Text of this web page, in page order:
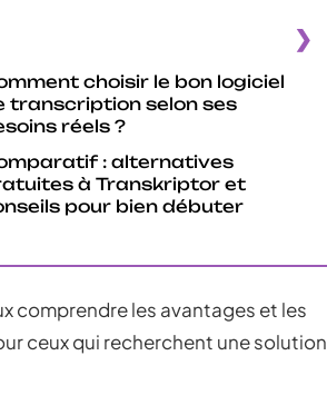
choisir le bon logiciel
transcription selon ses
réels ?
: alternatives
à Transkriptor et
pour bien débuter
comprendre les avantages et les
ceux qui recherchent une solution